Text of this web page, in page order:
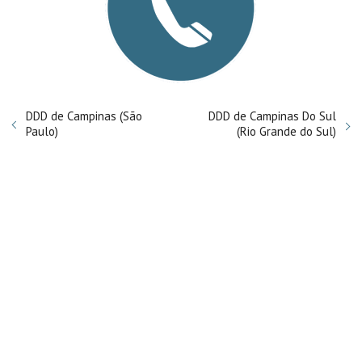
DDD de Campinas (São
Paulo)
DDD de Campinas Do Sul
(Rio Grande do Sul)